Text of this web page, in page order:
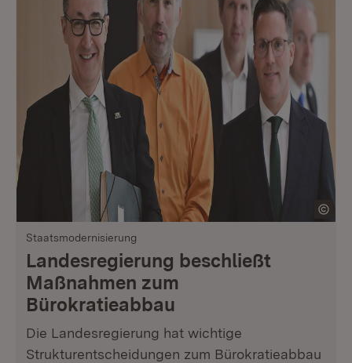
Staatsmodernisierung
Landesregierung beschließt
Maßnahmen zum
Bürokratieabbau
Die Landesregierung hat wichtige
Strukturentscheidungen zum Bürokratieabbau